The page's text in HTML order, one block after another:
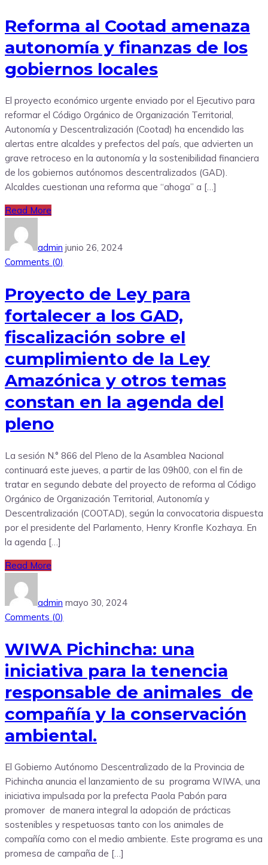
Reforma al Cootad amenaza
autonomía y finanzas de los
gobiernos locales
El proyecto económico urgente enviado por el Ejecutivo para
reformar el Código Orgánico de Organización Territorial,
Autonomía y Descentralización (Cootad) ha encendido las
alertas entre alcaldes y prefectos del país, que advierten un
grave retroceso en la autonomía y la sostenibilidad financiera
de los gobiernos autónomos descentralizados (GAD).
Alcaldes cuestionan una reforma que “ahoga” a […]
Read More
admin junio 26, 2024
Comments (0)
Proyecto de Ley para
fortalecer a los GAD,
fiscalización sobre el
cumplimiento de la Ley
Amazónica y otros temas
constan en la agenda del
pleno
La sesión N.° 866 del Pleno de la Asamblea Nacional
continuará este jueves, a partir de las 09h00, con el fin de
tratar en segundo debate del proyecto de reforma al Código
Orgánico de Organización Territorial, Autonomía y
Descentralización (COOTAD), según la convocatoria dispuesta
por el presidente del Parlamento, Henry Kronfle Kozhaya. En
la agenda […]
Read More
admin mayo 30, 2024
Comments (0)
WIWA Pichincha: una
iniciativa para la tenencia
responsable de animales de
compañía y la conservación
ambiental.
El Gobierno Autónomo Descentralizado de la Provincia de
Pichincha anuncia el lanzamiento de su programa WIWA, una
iniciativa impulsada por la prefecta Paola Pabón para
promover de manera integral la adopción de prácticas
sostenibles y respetuosas tanto con los animales de
compañía como con el medio ambiente. Este programa es una
promesa de campaña de […]